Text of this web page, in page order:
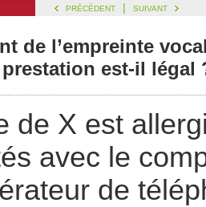
PRÉCÉDENT | SUIVANT
de l’empreinte
est-il légal
de X est
avec le
de